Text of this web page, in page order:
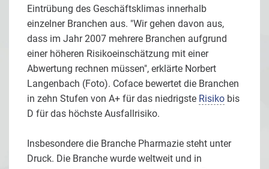
Eintrübung des Geschäftsklimas innerhalb
einzelner Branchen aus. "Wir gehen davon aus,
dass im Jahr 2007 mehrere Branchen aufgrund
einer höheren Risikoeinschätzung mit einer
Abwertung rechnen müssen", erklärte Norbert
Langenbach (Foto). Coface bewertet die Branchen
in zehn Stufen von A+ für das niedrigste Risiko bis
D für das höchste Ausfallrisiko.
Insbesondere die Branche Pharmazie steht unter
Druck. Die Branche wurde weltweit und in